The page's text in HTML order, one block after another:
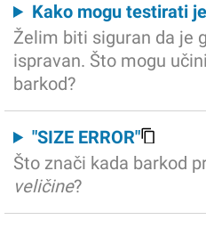
Kako mogu testirati
Želim biti siguran da je
ispravan. Što mogu
barkod?
"SIZE ERROR"
Što znači kada barkod
veličine?